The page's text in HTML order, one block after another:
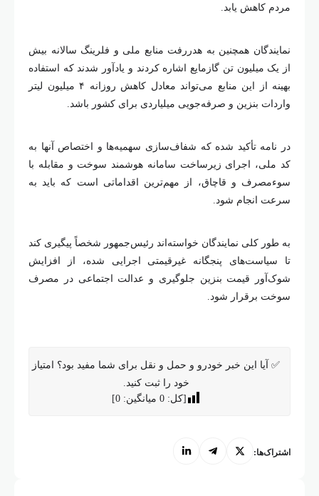
مردم کاهش یابد.
نمایندگان همچنین به هدررفت منابع ملی و فلرینگ سالانه بیش
از یک میلیون تن گازمایع اشاره کردند و یادآور شدند که استفاده
بهینه از این منابع می‌تواند معادل کاهش روزانه ۴ میلیون لیتر
واردات بنزین و صرفه‌جویی میلیاردی برای کشور باشد.
در نامه تأکید شده که شفاف‌سازی سهمیه‌ها و اختصاص آنها به
کد ملی، اجرای زیرساخت سامانه هوشمند سوخت و مقابله با
سوءمصرف و قاچاق، از مهم‌ترین اقداماتی است که باید به
سرعت انجام شود.
به طور کلی نمایندگان خواسته‌اند رئیس‌جمهور شخصاً پیگیری کند
تا سیاست‌های پنجگانه غیرقیمتی اجرایی شده، از افزایش
شوک‌آور قیمت بنزین جلوگیری و عدالت اجتماعی در مصرف
سوخت برقرار شود.
✅ آیا این خبر خودرو و حمل و نقل برای شما مفید بود؟ امتیاز
خود را ثبت کنید.
[کل:0میانگین:0
]
اشتراک‌ها: